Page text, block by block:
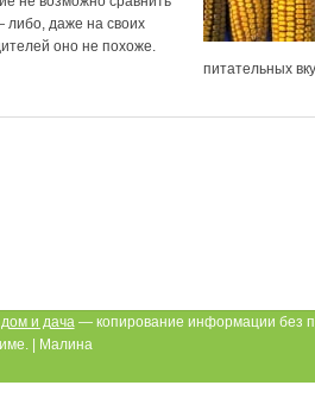
либо, даже на своих
оно не похоже.
питательных
и дача— копирование информации без
| Малина